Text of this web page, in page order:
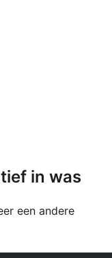
in was
een andere